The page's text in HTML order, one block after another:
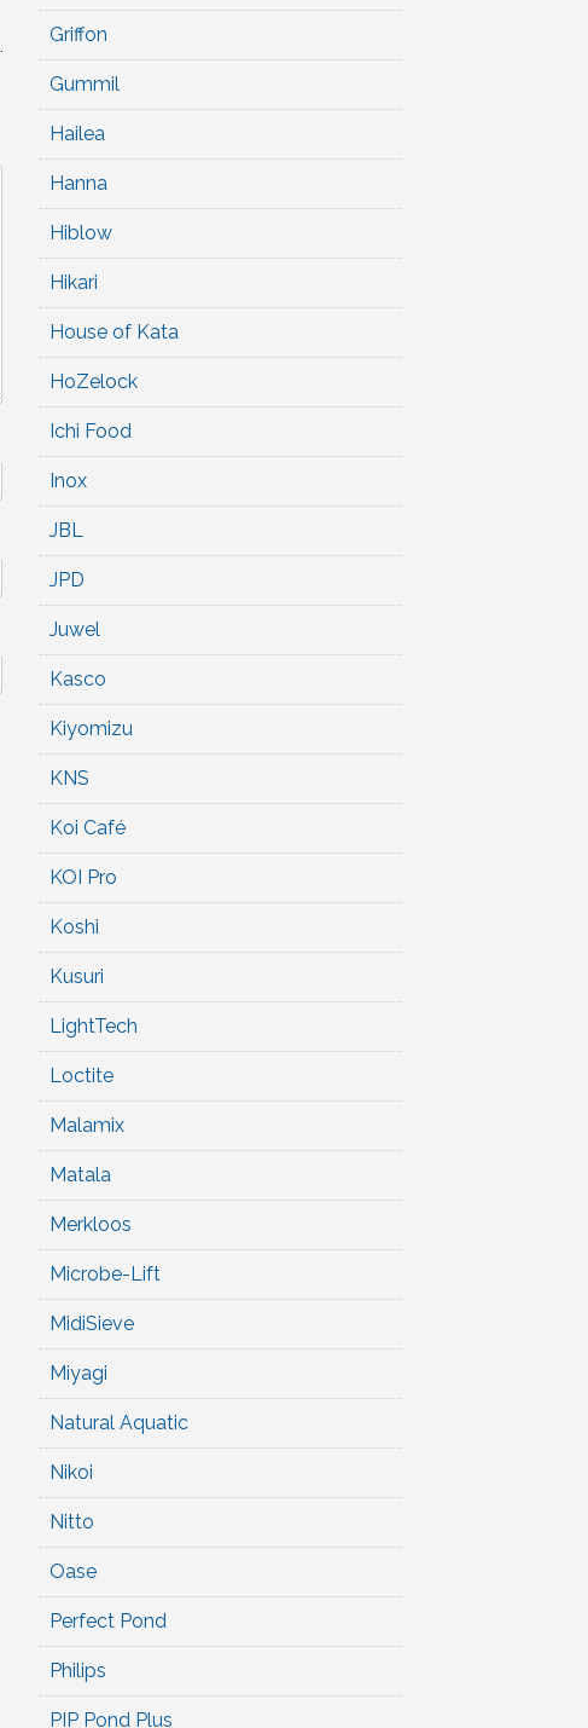
Griffon
Gummil
Hailea
Hanna
Hiblow
Hikari
House of Kata
HoZelock
Ichi Food
Inox
JBL
JPD
Juwel
Kasco
Kiyomizu
KNS
Koi Café
KOI Pro
Koshi
Kusuri
LightTech
Loctite
Malamix
Matala
Merkloos
Microbe-Lift
MidiSieve
Miyagi
Natural Aquatic
Nikoi
Nitto
Oase
Perfect Pond
Philips
PIP Pond Plus